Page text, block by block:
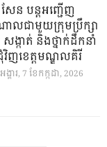
ែន បន្តអញ្ជើញ
ជាមួយក្រុមប្រឹក្សា
ង្កាត់ និងថ្នាក់ដឹកនាំ
វិញខេត្តមណ្ឌលគិរី
អង្គារ, 7 ខែ​កក្កដា, 2026